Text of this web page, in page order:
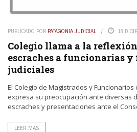
PUBLICADO POR PATAGONIA JUDICIAL 18
Colegio llama a la
escraches a funcionarias
judiciales
El Colegio de Magistrados y Funcionarios
expresa su preocupación ante diversas
escraches y presentaciones ante el
LEER MAS